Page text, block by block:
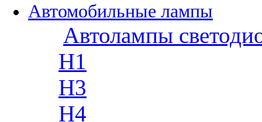
Автомобильные лампы
Автолампы
H1
H3
H4